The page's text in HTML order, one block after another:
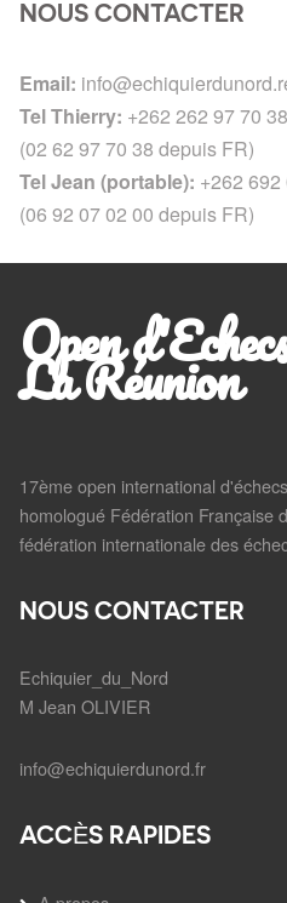
NOUS CONTACTER
Email:
Tel Thierry: +262 262 97 70 38
(02 62 97 70 38 depuis FR)
Tel Jean (portable): +262 692
(06 92 07 02 00 depuis FR)
Open
La Réunion
17ème open international
homologué Fédération Française
fédération internationale des
NOUS CONTACTER
Echiquier_du_Nord
M Jean OLIVIER
info@echiquierdunord.fr
ACCÈS RAPIDES